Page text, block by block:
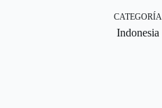
CATEGORÍA
Indonesia